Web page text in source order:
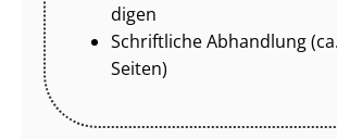
di­gen
Schriftliche Abhandlung
Seiten)